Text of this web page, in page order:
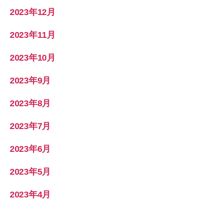
2023年12月
2023年11月
2023年10月
2023年9月
2023年8月
2023年7月
2023年6月
2023年5月
2023年4月